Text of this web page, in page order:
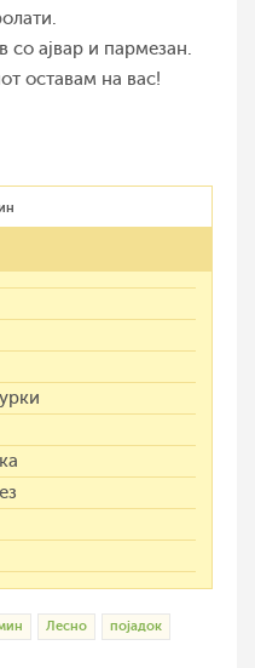
со ајвар и пармезан.
оставам на вас!
Лесно појадок